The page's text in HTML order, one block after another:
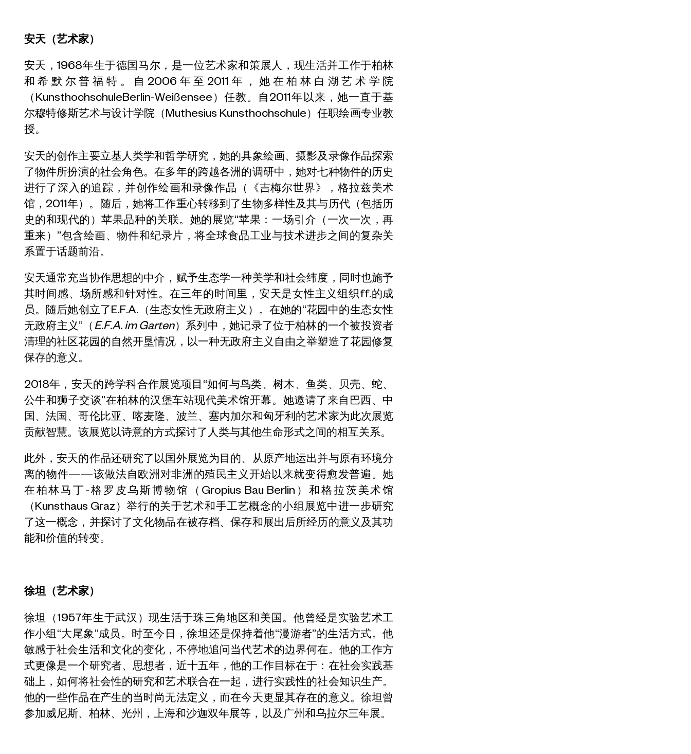
安天（艺术家）
安天，1968年生于德国马尔，是一位艺术家和策展人，现生活并工作于柏林
和希默尔普福特。自2006年至2011年，她在柏林白湖艺术学院
（KunsthochschuleBerlin-Weißensee）任教。自2011年以来，她一直于基
尔穆特修斯艺术与设计学院（Muthesius Kunsthochschule）任职绘画专业教
授。
安天的创作主要立基人类学和哲学研究，她的具象绘画、摄影及录像作品探索
了物件所扮演的社会角色。在多年的跨越各洲的调研中，她对七种物件的历史
进行了深入的追踪，并创作绘画和录像作品（《吉梅尔世界》，格拉兹美术
馆，2011年）。随后，她将工作重心转移到了生物多样性及其与历代（包括历
史的和现代的）苹果品种的关联。她的展览“苹果：一场引介（一次一次，再
重来）”包含绘画、物件和纪录片，将全球食品工业与技术进步之间的复杂关
系置于话题前沿。
安天通常充当协作思想的中介，赋予生态学一种美学和社会纬度，同时也施予
其时间感、场所感和针对性。在三年的时间里，安天是女性主义组织ff.的成
员。随后她创立了E.F.A.（生态女性无政府主义）。在她的“花园中的生态女性
无政府主义”（ E.F.A. im Garten）系列中，她记录了位于柏林的一个被投资者
清理的社区花园的自然开垦情况，以一种无政府主义自由之举塑造了花园修复
保存的意义。
2018年，安天的跨学科合作展览项目“如何与鸟类、树木、鱼类、贝壳、蛇、
公牛和狮子交谈”在柏林的汉堡车站现代美术馆开幕。她邀请了来自巴西、中
国、法国、哥伦比亚、喀麦隆、波兰、塞内加尔和匈牙利的艺术家为此次展览
贡献智慧。该展览以诗意的方式探讨了人类与其他生命形式之间的相互关系。
此外，安天的作品还研究了以国外展览为目的、从原产地运出并与原有环境分
离的物件——该做法自欧洲对非洲的殖民主义开始以来就变得愈发普遍。她
在柏林马丁-格罗皮乌斯博物馆（Gropius Bau Berlin）和格拉茨美术馆
（Kunsthaus Graz）举行的关于艺术和手工艺概念的小组展览中进一步研究
了这一概念，并探讨了文化物品在被存档、保存和展出后所经历的意义及其功
能和价值的转变。
徐坦（艺术家）
徐坦（1957年生于武汉）现生活于珠三角地区和美国。他曾经是实验艺术工
作小组“大尾象”成员。时至今日，徐坦还是保持着他“漫游者”的生活方式。他
敏感于社会生活和文化的变化，不停地追问当代艺术的边界何在。他的工作方
式更像是一个研究者、思想者，近十五年，他的工作目标在于：在社会实践基
础上，如何将社会性的研究和艺术联合在一起，进行实践性的社会知识生产。
他的一些作品在产生的当时尚无法定义，而在今天更显其存在的意义。徐坦曾
参加威尼斯、柏林、光州，上海和沙迦双年展等，以及广州和乌拉尔三年展。